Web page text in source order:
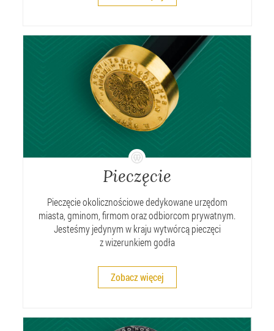
Pieczęcie
Pieczęcie okolicznościowe dedykowane urzędom
miasta, gminom, firmom oraz odbiorcom prywatnym.
Jesteśmy jedynym w kraju wytwórcą pieczęci
z wizerunkiem godła
Zobacz więcej